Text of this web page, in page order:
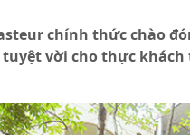
chính thức chào
vời cho thực khách